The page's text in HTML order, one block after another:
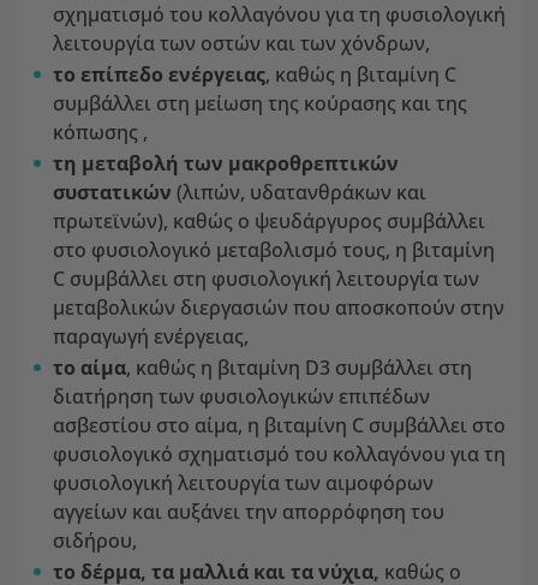
σχηματισμό του κολλαγόνου για τη φυσιολογική
λειτουργία των οστών και των χόνδρων,
το επίπεδο ενέργειας, καθώς η βιταμίνη C
συμβάλλει στη μείωση της κούρασης και της
κόπωσης ,
τη μεταβολή των μακροθρεπτικών
συστατικών (λιπών, υδατανθράκων και
πρωτεϊνών), καθώς ο ψευδάργυρος συμβάλλει
στο φυσιολογικό μεταβολισμό τους, η βιταμίνη
C συμβάλλει στη φυσιολογική λειτουργία των
μεταβολικών διεργασιών που αποσκοπούν στην
παραγωγή ενέργειας,
το αίμα, καθώς η βιταμίνη D3 συμβάλλει στη
διατήρηση των φυσιολογικών επιπέδων
ασβεστίου στο αίμα, η βιταμίνη C συμβάλλει στο
φυσιολογικό σχηματισμό του κολλαγόνου για τη
φυσιολογική λειτουργία των αιμοφόρων
αγγείων και αυξάνει την απορρόφηση του
σιδήρου,
το δέρμα, τα μαλλιά και τα νύχια, καθώς ο